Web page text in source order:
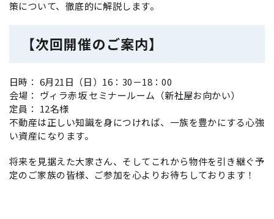
策について、徹底的に解説します。
【次回開催のご案内】
日時： 6月21日（日）16：30－18：00
会場： ヴィラ赤坂 セミナールーム（新社屋お向かい）
定員： 12名様
不動産は正しい知識を身につければ、一族を豊かにする心強
い資産になります。
将来を見据えた大家さん、そしてこれから物件を引き継ぐ予
定のご家族の皆様、ご参加を心よりお待ちしております！